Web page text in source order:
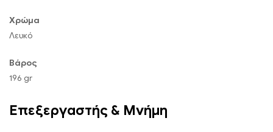
Χρώμα
Λευκό
Βάρος
196 gr
Επεξεργαστής & Μνήμη